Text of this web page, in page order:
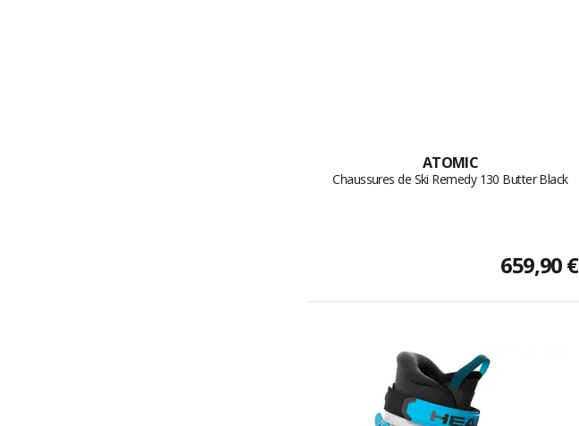
ATOMIC
Chaussures de Ski Remedy 130 Butter Black
659,90 €